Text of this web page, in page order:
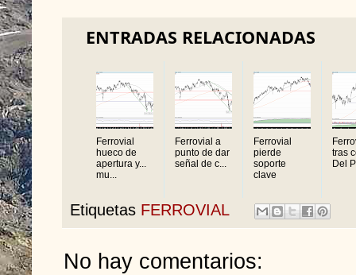
ENTRADAS RELACIONADAS
Ferrovial
hueco de
apertura y...
mu...
Ferrovial a
punto de dar
señal de c...
Ferrovial
pierde
soporte
clave
tras
Del
Etiquetas FERROVIAL
No hay comentarios: